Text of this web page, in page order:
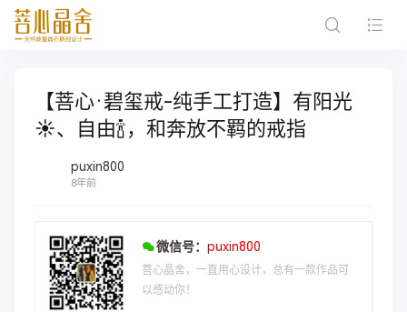
【菩心·碧玺戒-纯手工打造】有阳光
☀️、自由🍾，和奔放不羁的戒指
puxin800
8年前
微信号： puxin800
菩心晶舍，一直用心设计，总有一款作品可
以感动你！